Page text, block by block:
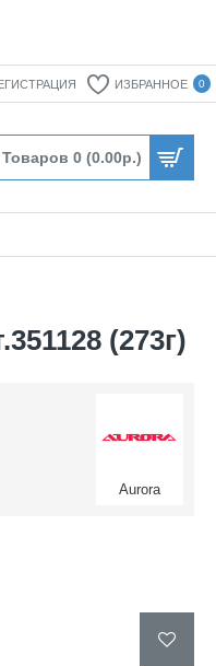
ИЗБРАННОЕ 0
Товаров 0 (0.00р.)
(273г)
Aurora